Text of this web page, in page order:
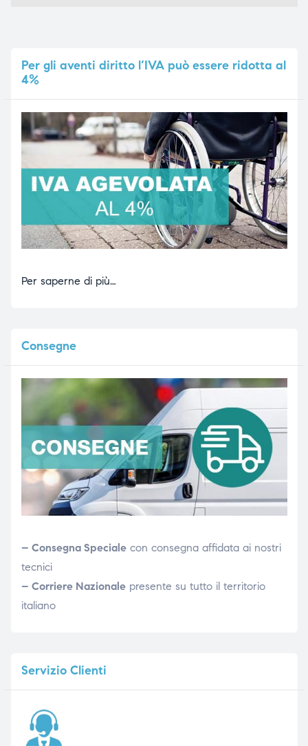
Pergli aventi diritto l’IVA può essere ridotta al
4%
Per saperne di più…
Consegne
– Consegna Specialecon consegna affidata ai nostri
tecnici
– Corriere Nazionalepresente su tutto il territorio
italiano
ServizioClienti